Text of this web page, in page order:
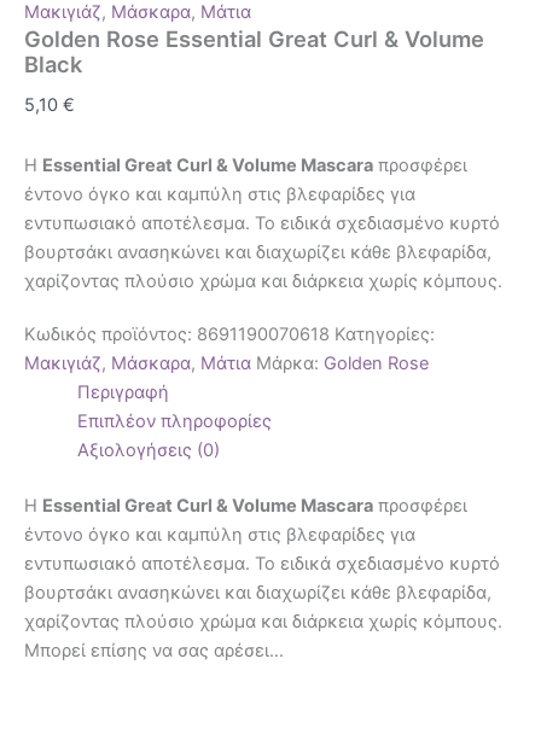
Μακιγιάζ, Μάσκαρα, Μάτια
Golden Rose Essential Great Curl & Volume
Black
5,10 €
Η Essential Great Curl & Volume Mascara προσφέρει
έντονο όγκο και καμπύλη στις βλεφαρίδες για
εντυπωσιακό αποτέλεσμα. Το ειδικά σχεδιασμένο κυρτό
βουρτσάκι ανασηκώνει και διαχωρίζει κάθε βλεφαρίδα,
χαρίζοντας πλούσιο χρώμα και διάρκεια χωρίς κόμπους.
Κωδικός προϊόντος: 8691190070618 Κατηγορίες:
Μακιγιάζ, Μάσκαρα, Μάτια Μάρκα: Golden Rose
Περιγραφή
Επιπλέον πληροφορίες
Αξιολογήσεις (0)
Η Essential Great Curl & Volume Mascara προσφέρει
έντονο όγκο και καμπύλη στις βλεφαρίδες για
εντυπωσιακό αποτέλεσμα. Το ειδικά σχεδιασμένο κυρτό
βουρτσάκι ανασηκώνει και διαχωρίζει κάθε βλεφαρίδα,
χαρίζοντας πλούσιο χρώμα και διάρκεια χωρίς κόμπους.
Μπορεί επίσης να σας αρέσει…